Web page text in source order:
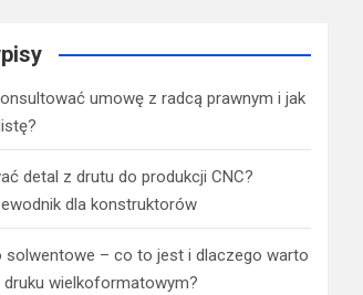
umowę z radcą prawnym i jak
detal z drutu do produkcji CNC?
dla konstruktorów
solwentowe – co to jest i dlaczego warto
wielkoformatowym?